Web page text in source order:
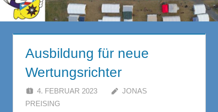
Ausbildung für neue
Wertungsrichter
4. FEBRUAR 2023
JONAS
PREISING